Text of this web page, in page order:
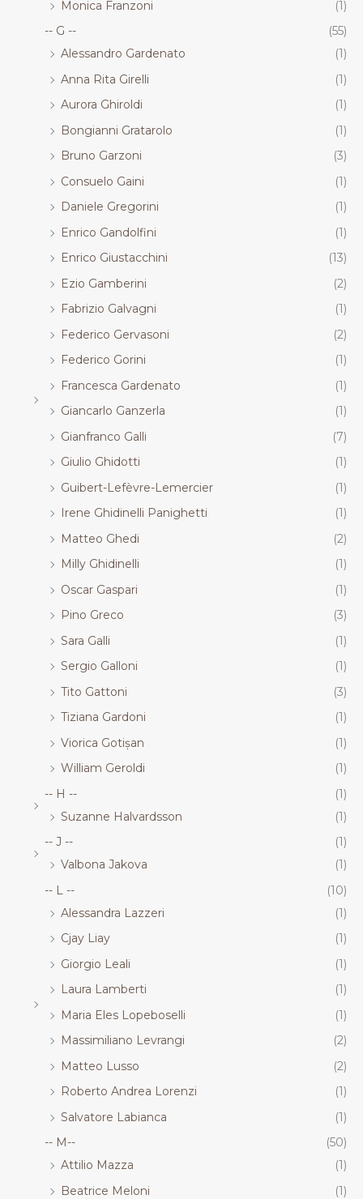
Monica Franzoni
(1)
-- G --
(55)
Alessandro Gardenato
(1)
Anna Rita Girelli
(1)
Aurora Ghiroldi
(1)
Bongianni Gratarolo
(1)
Bruno Garzoni
(3)
Consuelo Gaini
(1)
Daniele Gregorini
(1)
Enrico Gandolfini
(1)
Enrico Giustacchini
(13)
Ezio Gamberini
(2)
Fabrizio Galvagni
(1)
Federico Gervasoni
(2)
Federico Gorini
(1)
Francesca Gardenato
(1)
Giancarlo Ganzerla
(1)
Gianfranco Galli
(7)
Giulio Ghidotti
(1)
Guibert-Lefèvre-Lemercier
(1)
Irene Ghidinelli Panighetti
(1)
Matteo Ghedi
(2)
Milly Ghidinelli
(1)
Oscar Gaspari
(1)
Pino Greco
(3)
Sara Galli
(1)
Sergio Galloni
(1)
Tito Gattoni
(3)
Tiziana Gardoni
(1)
Viorica Gotișan
(1)
William Geroldi
(1)
-- H --
(1)
Suzanne Halvardsson
(1)
-- J --
(1)
Valbona Jakova
(1)
-- L --
(10)
Alessandra Lazzeri
(1)
Cjay Liay
(1)
Giorgio Leali
(1)
Laura Lamberti
(1)
Maria Eles Lopeboselli
(1)
Massimiliano Levrangi
(2)
Matteo Lusso
(2)
Roberto Andrea Lorenzi
(1)
Salvatore Labianca
(1)
-- M--
(50)
Attilio Mazza
(1)
Beatrice Meloni
(1)